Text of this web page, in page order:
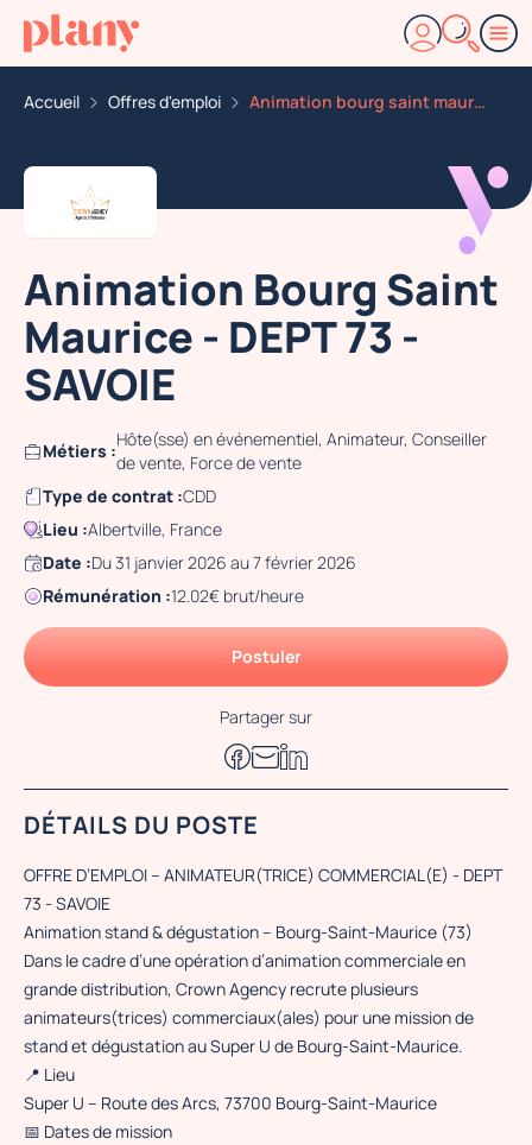
Accueil Offres d'emploi Animation bourg saint maurice dept 73 savoie
Animation Bourg Saint
Maurice - DEPT 73 -
SAVOIE
Métiers :
Hôte(sse) en événementiel, Animateur, Conseiller
de vente, Force de vente
Type de contrat :CDD
Lieu :Albertville, France
Date :Du 31 janvier 2026 au 7 février 2026
Rémunération :12.02€ brut/heure
Postuler
Partager sur
DÉTAILS DU POSTE
OFFRE D’EMPLOI – ANIMATEUR(TRICE) COMMERCIAL(E) - DEPT
73 - SAVOIE
Animation stand & dégustation – Bourg-Saint-Maurice (73)
Dans le cadre d’une opération d’animation commerciale en
grande distribution, Crown Agency recrute plusieurs
animateurs(trices) commerciaux(ales) pour une mission de
stand et dégustation au Super U de Bourg-Saint-Maurice.
📍 Lieu
Super U – Route des Arcs, 73700 Bourg-Saint-Maurice
📅 Dates de mission